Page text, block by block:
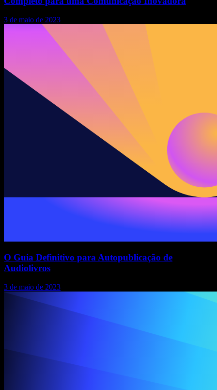
3 de maio de 2023
O Guia Definitivo para Autopublicação de
Audiolivros
3 de maio de 2023